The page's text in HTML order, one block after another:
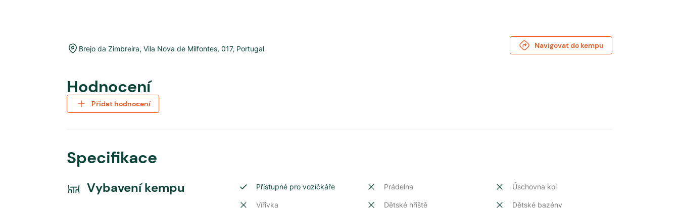
Brejo da Zimbreira, Vila Nova de Milfontes, 017, Portugal Navigovat do kempu
Hodnocení
Přidat hodnocení
Specifikace
Vybavení kempu Přístupné pro vozíčkáře Prádelna Úschovna kol
Vířivka Dětské hřiště Dětské bazény